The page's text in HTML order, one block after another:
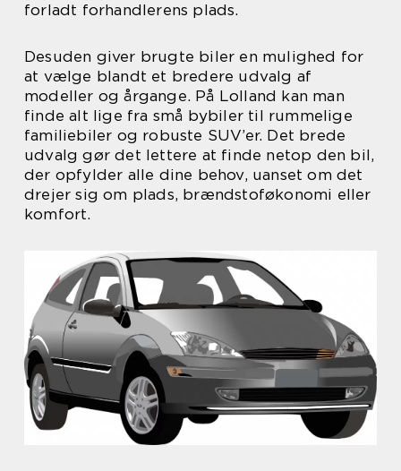
forladt forhandlerens plads.
Desuden giver brugte biler en mulighed for
at vælge blandt et bredere udvalg af
modeller og årgange. På Lolland kan man
finde alt lige fra små bybiler til rummelige
familiebiler og robuste SUV’er. Det brede
udvalg gør det lettere at finde netop den bil,
der opfylder alle dine behov, uanset om det
drejer sig om plads, brændstoføkonomi eller
komfort.